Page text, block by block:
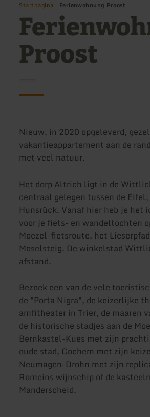
Startpagina Ferienwohnung Proost
Proost
Nieuw, in 2020 opgeleverd,
vakantieappartement aan de
met veel natuur.
Het dorp Altrich ligt in de
centraal gelegen tussen de Eifel,
Hunsrück. Vanaf hier heb je het
voor je fiets- en wandeltochten
Moezel-fietsroute, het
Moselsteig. De winkelstad
afstand.
Bezoek een van de vele
de "Porta Nigra", de keizerlijke
amfitheater in Trier, de maaren
de historische stadjes aan de
Bernkastel-Kues met zijn
oude stad, Cochem met zijn
Neumagen-Drohn met zijn
Romeins wijnschip of de
Manderscheid.